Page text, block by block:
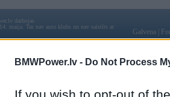
BMWPower.lv - Do Not Process
darbojas
maija. Tas nav auto klubs un nav saistīts ar
Galvena